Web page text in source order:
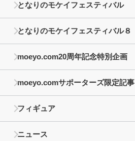
となりのモケイフェスティバル
となりのモケイフェスティバル８
moeyo.com20周年記念特別企画
moeyo.comサポーターズ限定記事
フィギュア
ニュース